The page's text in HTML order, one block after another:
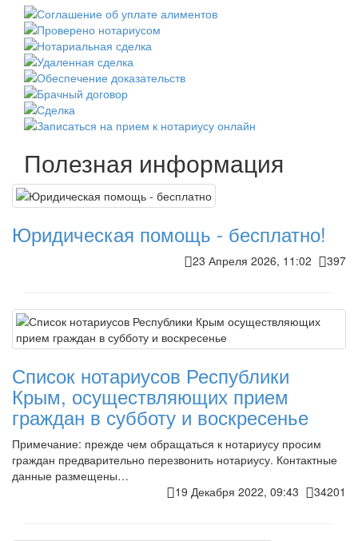
Полезная информация
Юридическая помощь - бесплатно!
23 Апреля 2026, 11:02 397
Список нотариусов Республики
Крым, осуществляющих прием
граждан в субботу и воскресенье
Примечание: прежде чем обращаться к нотариусу просим
граждан предварительно перезвонить нотариусу. Контактные
данные размещены…
19 Декабря 2022, 09:43
34201